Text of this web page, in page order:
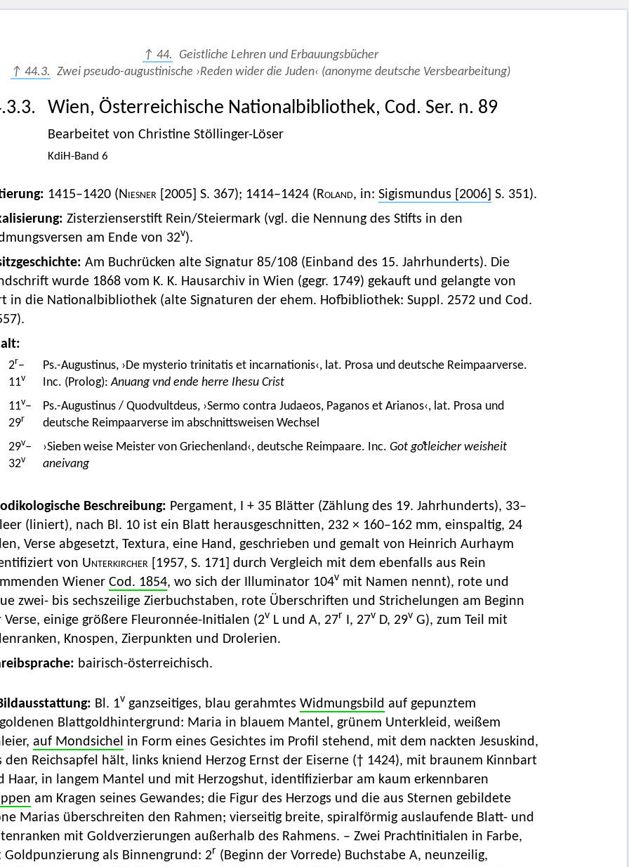
↑ 44. Geistliche Lehren und Erbauungsbücher
↑ 44.3. Zwei pseudo-augustinische ›Reden wider die Juden‹ (anonyme deutsche Versbearbeitung)
Wien, Österreichische Nationalbibliothek, Cod. Ser. n. 89
Bearbeitet von Christine Stöllinger-Löser
KdiH-Band 6
1415–1420 (Niesner [2005] S. 367); 1414–1424 (Roland, in: Sigismundus [2006] S. 351).
Zisterzienserstift Rein/Steiermark (vgl. die Nennung des Stifts in den
am Ende von 32v).
Am Buchrücken alte Signatur 85/108 (Einband des 15. Jahrhunderts). Die
wurde 1868 vom K. K. Hausarchiv in Wien (gegr. 1749) gekauft und gelangte von
in die Nationalbibliothek (alte Signaturen der ehem. Hofbibliothek: Suppl. 2572 und Cod.
2r–
11v
Ps.-Augustinus, ›De mysterio trinitatis et incarnationis‹, lat. Prosa und deutsche Reimpaarverse.
Inc. (Prolog):Anuang vnd ende herre Ihesu Crist
11v–
29r
Ps.-Augustinus / Quodvultdeus, ›Sermo contra Judaeos, Paganos et Arianos‹, lat. Prosa und
deutsche Reimpaarverse im abschnittsweisen Wechsel
29v–
32v
›Sieben weise Meister von Griechenland‹, deutsche Reimpaare. Inc. Got goͤtleicher weisheit
aneivang
Beschreibung: Pergament, I + 35 Blätter (Zählung des 19. Jahrhunderts), 33–
(liniert), nach Bl. 10 ist ein Blatt herausgeschnitten, 232 × 160–162 mm, einspaltig, 24
Verse abgesetzt, Textura, eine Hand, geschrieben und gemalt von Heinrich Aurhaym
von Unterkircher[1957, S. 171] durch Vergleich mit dem ebenfalls aus Rein
Wiener Cod. 1854, wo sich der Illuminator 104v mit Namen nennt), rote und
zwei- bis sechszeilige Zierbuchstaben, rote Überschriften und Strichelungen am Beginn
Verse, einige größere Fleuronnée-Initialen (2v L und A, 27r I, 27v D, 29v G), zum Teil mit
Knospen, Zierpunkten und Drolerien.
bairisch-österreichisch.
Bl. 1v ganzseitiges, blau gerahmtes Widmungsbild auf gepunztem
Blattgoldhintergrund: Maria in blauem Mantel, grünem Unterkleid, weißem
auf Mondsichel in Form eines Gesichtes im Profil stehend, mit dem nackten Jesuskind,
den Reichsapfel hält, links kniend Herzog Ernst der Eiserne († 1424), mit braunem Kinnbart
Haar, in langem Mantel und mit Herzogshut, identifizierbar am kaum erkennbaren
am Kragen seines Gewandes; die Figur des Herzogs und die aus Sternen gebildete
Marias überschreiten den Rahmen; vierseitig breite, spiralförmig auslaufende Blatt- und
mit Goldverzierungen außerhalb des Rahmens. – Zwei Prachtinitialen in Farbe,
Goldpunzierung als Binnengrund: 2r (Beginn der Vorrede) Buchstabe A, neunzeilig,